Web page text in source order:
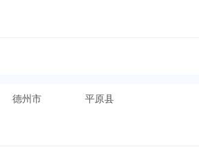
德州市 平原县